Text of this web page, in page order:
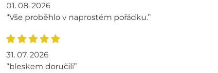
01. 08. 2026
“Vše proběhlo v naprostém pořádku.”
31. 07. 2026
“bleskem doručili”